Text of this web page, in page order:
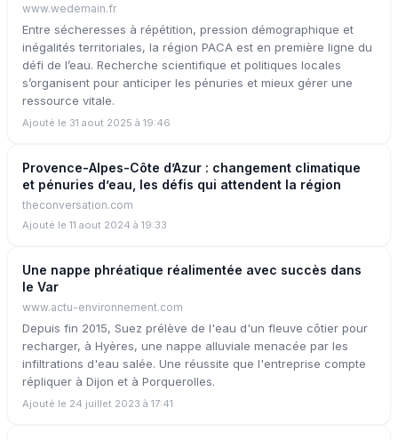
www.wedemain.fr
Entre sécheresses à répétition, pression démographique et
inégalités territoriales, la région PACA est en première ligne du
défi de l’eau. Recherche scientifique et politiques locales
s’organisent pour anticiper les pénuries et mieux gérer une
ressource vitale.
Ajouté le 31 aout 2025 à 19:46
Provence-Alpes-Côte d’Azur : changement climatique
et pénuries d’eau, les défis qui attendent la région
theconversation.com
Ajouté le 11 aout 2024 à 19:33
Une nappe phréatique réalimentée avec succès dans
le Var
www.actu-environnement.com
Depuis fin 2015, Suez prélève de l'eau d'un fleuve côtier pour
recharger, à Hyères, une nappe alluviale menacée par les
infiltrations d'eau salée. Une réussite que l'entreprise compte
répliquer à Dijon et à Porquerolles.
Ajouté le 24 juillet 2023 à 17:41